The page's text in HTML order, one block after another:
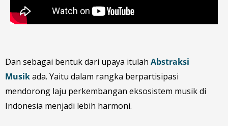
Dan sebagai bentuk dari upaya itulah Abstraksi
Musikada. Yaitu dalam rangka berpartisipasi
mendorong laju perkembangan eksosistem musik di
Indonesia menjadi lebih harmoni.